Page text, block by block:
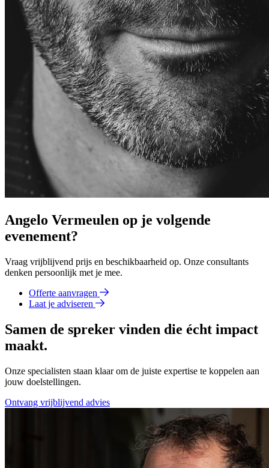
Angelo Vermeulen op je volgende
evenement?
Vraag vrijblijvend prijs en beschikbaarheid op. Onze consultants
denken persoonlijk met je mee.
Offerte aanvragen
Laat je adviseren
Samen de spreker vinden die écht impact
maakt.
Onze specialisten staan klaar om de juiste expertise te koppelen aan
jouw doelstellingen.
Ontvang vrijblijvend advies